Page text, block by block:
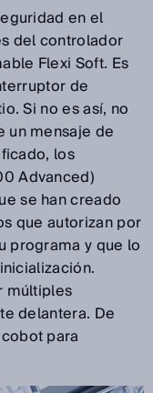
en el
del controlador
Flexi Soft. Es
de
Si no es así, no
un mensaje de
los
Advanced)
se han creado
que autorizan por
programa y que lo
múltiples
delantera. De
para